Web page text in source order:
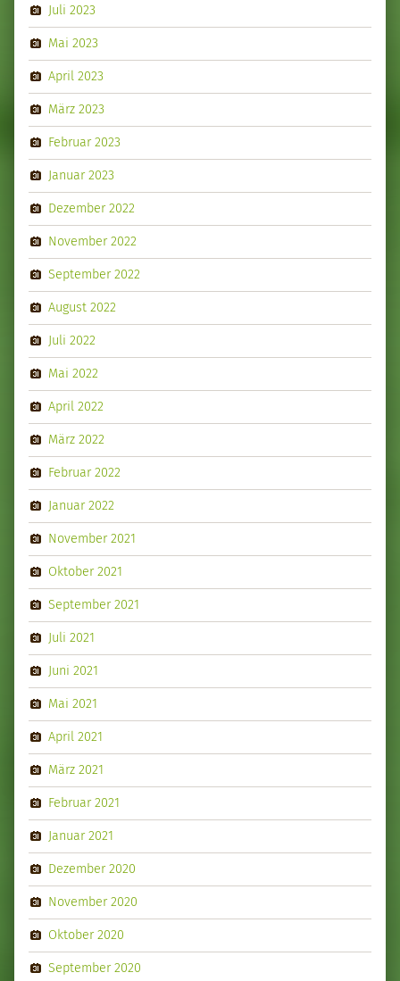
Juli 2023
Mai 2023
April 2023
März 2023
Februar 2023
Januar 2023
Dezember 2022
November 2022
September 2022
August 2022
Juli 2022
Mai 2022
April 2022
März 2022
Februar 2022
Januar 2022
November 2021
Oktober 2021
September 2021
Juli 2021
Juni 2021
Mai 2021
April 2021
März 2021
Februar 2021
Januar 2021
Dezember 2020
November 2020
Oktober 2020
September 2020